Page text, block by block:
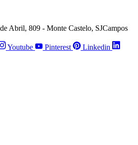
Abril, 809 - Monte Castelo, SJCampos
Youtube Pinterest
Linkedin